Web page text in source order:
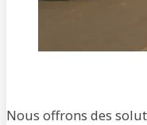
Nous offrons des